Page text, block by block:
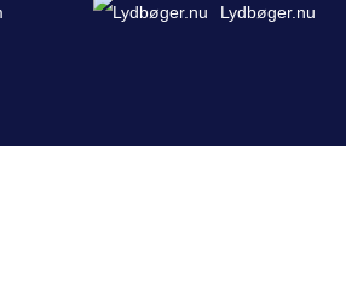
Lydbøger.nu